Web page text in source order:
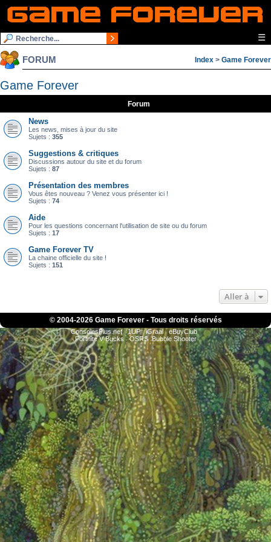
☰
FORUM Index > Game Forever
Game Forever
Forum
News
Les news, mises à jour du site
Sujets : 355
Suggestions & critiques
Discussions autour du site et du forum
Sujets : 87
Présentation des membres
Vous êtes nouveau ? Venez vous présenter ici !
Sujets : 74
Aide
Pour les questions concernant l'utilisation de site ou du forum
Sujets : 17
Game Forever TV
La chaine officielle du site !
Sujets : 151
Aller à
© 2004-2026 Game Forever - Tous droits réservés
ConsolesPlus.net 1UP iGraal
eBuyClub
Fortnite V-Bucks
OSRS Bubble Shooter